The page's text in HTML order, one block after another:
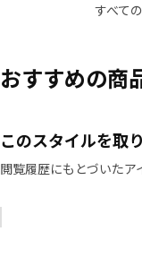
すべて
おすすめの商
このスタイルを取
閲覧履歴にもとづいた